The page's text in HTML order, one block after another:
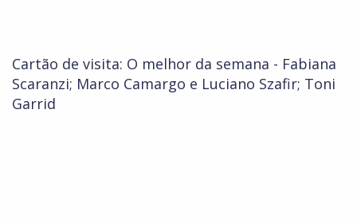
Cartão de visita: O melhor da semana - Fabiana
Scaranzi; Marco Camargo e Luciano Szafir; Toni
Garrid